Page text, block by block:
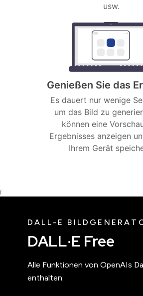
usw.
Genießen Sie das
Es dauert nur wenige
um das Bild zu
können eine
Ergebnisses anzeigen
Ihrem Gerät
Ï
DALL-E
DALL·E Free
Alle Funktionen von OpenAIs
enthalten: